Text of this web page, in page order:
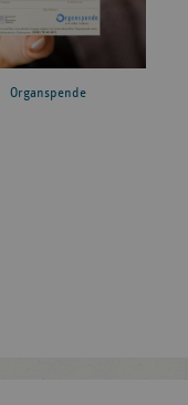
Organspende